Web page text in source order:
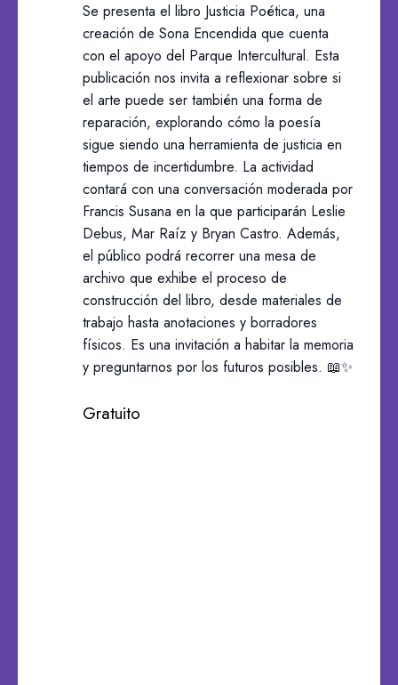
Se presenta el libro Justicia Poética, una
creación de Sona Encendida que cuenta
con el apoyo del Parque Intercultural. Esta
publicación nos invita a reflexionar sobre si
el arte puede ser también una forma de
reparación, explorando cómo la poesía
sigue siendo una herramienta de justicia en
tiempos de incertidumbre. La actividad
contará con una conversación moderada por
Francis Susana en la que participarán Leslie
Debus, Mar Raíz y Bryan Castro. Además,
el público podrá recorrer una mesa de
archivo que exhibe el proceso de
construcción del libro, desde materiales de
trabajo hasta anotaciones y borradores
físicos. Es una invitación a habitar la memoria
y preguntarnos por los futuros posibles. 📖✨
Gratuito